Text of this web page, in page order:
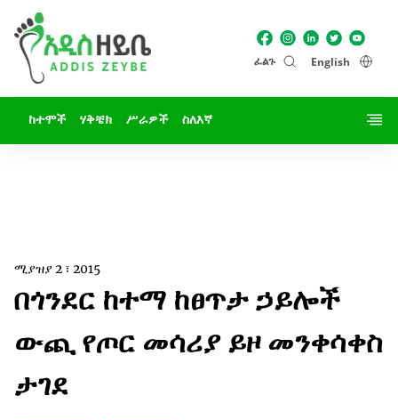
ፈልጉ English
ከተሞች ሃቅቼክ ሥራዎች ስለእኛ
ሚያዝያ 2 ፣ 2015
በጎንደር ከተማ ከፀጥታ ኃይሎች
ውጪ የጦር መሳሪያ ይዞ መንቀሳቀስ
ታገደ